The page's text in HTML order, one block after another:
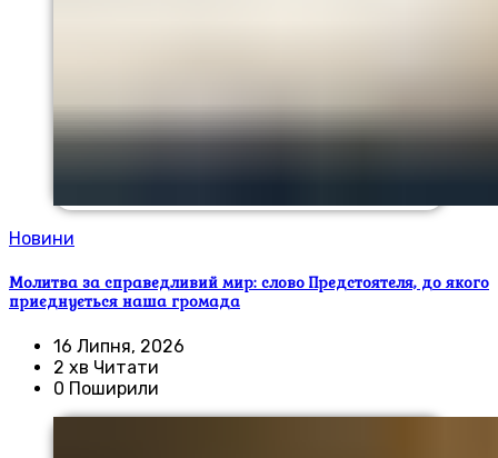
Новини
Молитва за справедливий мир: слово Предстоятеля, до якого
приєднується наша громада
16 Липня, 2026
2 хв Читати
0 Поширили